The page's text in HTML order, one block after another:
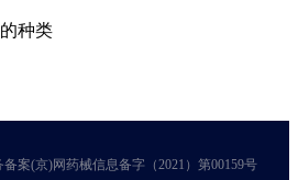
种类
案(京)网药械信息备字（2021）第00159号